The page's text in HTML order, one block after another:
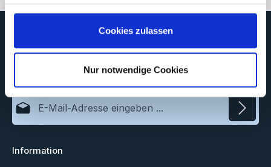
Cookies zulassen
Nur notwendige Cookies
Abonnieren Sie jetzt unseren regelmäßig erscheinenden
informiert zu werden.
E-Mail-Adresse*
Ich habe dieDatenschutzbestimmungen
Information